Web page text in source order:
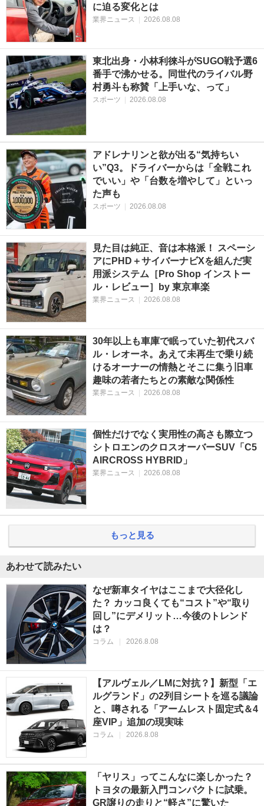
に迫る変化とは
業界ニュース 2026.08.08
東北出身・小林利徠斗がSUGO戦予選6
番手で沸かせる。同世代のライバル野
村勇斗も称賛「上手いな、って」
スポーツ 2026.08.08
アドレナリンと欲が出る“気持ちい
い”Q3。ドライバーからは「全戦これ
でいい」や「台数を増やして」といっ
た声も
スポーツ 2026.08.08
見た目は純正、音は本格派！ スペーシ
アにPHD＋サイバーナビXを組んだ実
用派システム［Pro Shop インストー
ル・レビュー］by 東京車楽
業界ニュース 2026.08.08
30年以上も車庫で眠っていた初代スバ
ル・レオーネ。あえて未再生で乗り続
けるオーナーの情熱とそこに集う旧車
趣味の若者たちとの素敵な関係性
業界ニュース 2026.08.08
個性だけでなく実用性の高さも際立つ
シトロエンのクロスオーバーSUV「C5
AIRCROSS HYBRID」
業界ニュース 2026.08.08
もっと見る
あわせて読みたい
なぜ新車タイヤはここまで大径化し
た？ カッコ良くても“コスト”や“取り
回し”にデメリット…今後のトレンド
は？
コラム 2026.8.08
【アルヴェル／LMに対抗？】新型「エ
ルグランド」の2列目シートを巡る議論
と、噂される「アームレスト固定式＆4
座VIP」追加の現実味
コラム 2026.8.08
「ヤリス」ってこんなに楽しかった？
トヨタの最新入門コンパクトに試乗。
GR譲りの走りと“軽さ”に驚いた